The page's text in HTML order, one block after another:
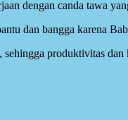
dengan canda tawa
dan bangga karena
produktivitas